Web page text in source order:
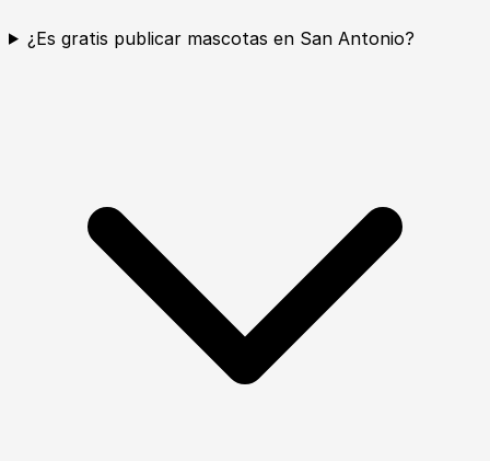
¿Es gratis publicar mascotas en San Antonio?